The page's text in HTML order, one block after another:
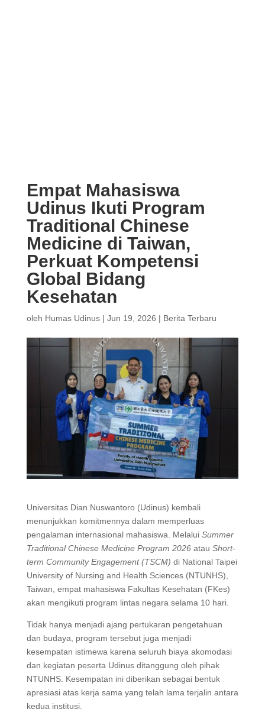
Empat Mahasiswa
Udinus Ikuti Program
Traditional Chinese
Medicine di Taiwan,
Perkuat Kompetensi
Global Bidang
Kesehatan
oleh Humas Udinus| Jun 19, 2026 | Berita Terbaru
Universitas Dian Nuswantoro (Udinus) kembali
menunjukkan komitmennya dalam memperluas
pengalaman internasional mahasiswa. Melalui Summer
Traditional Chinese Medicine Program 2026atau Short-
term Community Engagement (TSCM) di National Taipei
University of Nursing and Health Sciences (NTUNHS),
Taiwan, empat mahasiswa Fakultas Kesehatan (FKes)
akan mengikuti program lintas negara selama 10 hari.
Tidak hanya menjadi ajang pertukaran pengetahuan
dan budaya, program tersebut juga menjadi
kesempatan istimewa karena seluruh biaya akomodasi
dan kegiatan peserta Udinus ditanggung oleh pihak
NTUNHS. Kesempatan ini diberikan sebagai bentuk
apresiasi atas kerja sama yang telah lama terjalin antara
kedua institusi.